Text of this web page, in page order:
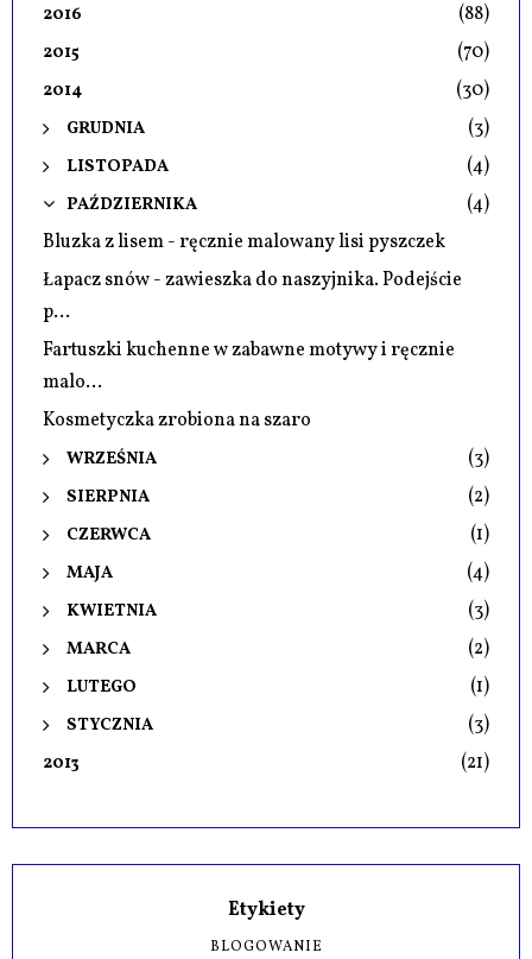
2016 (88)
2015 (70)
2014 (30)
GRUDNIA (3)
LISTOPADA (4)
PAŹDZIERNIKA
(4)
Bluzka z lisem - ręcznie malowany lisi pyszczek
Łapacz snów - zawieszka do naszyjnika. Podejście
p...
Fartuszki kuchenne w zabawne motywy i ręcznie
malo...
Kosmetyczka zrobiona na szaro
WRZEŚNIA (3)
SIERPNIA (2)
CZERWCA (1)
MAJA (4)
KWIETNIA (3)
MARCA (2)
LUTEGO (1)
STYCZNIA (3)
2013 (21)
Etykiety
BLOGOWANIE